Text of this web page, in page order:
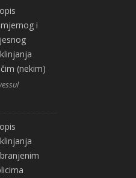
i
(nekim)